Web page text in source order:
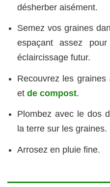
désherber aisément.
Semez vos graines
espaçant assez
éclaircissage futur.
Recouvrez les
et de compost.
Plombez avec le dos
la terre sur les graines.
Arrosez en pluie fine.